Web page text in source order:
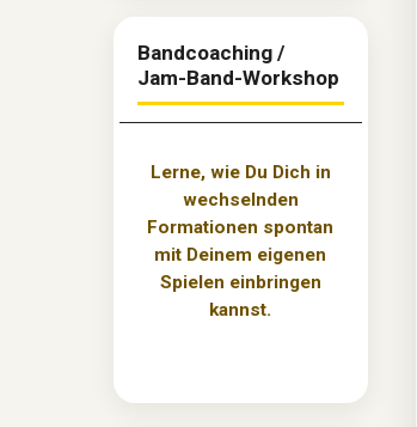
Bandcoaching /
Jam-Band-Workshop
Lerne, wie Du Dich in
wechselnden
Formationen spontan
mit Deinem eigenen
Spielen einbringen
kannst.